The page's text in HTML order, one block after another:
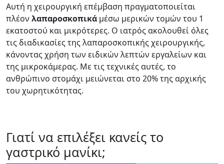
Αυτή η χειρουργική επέμβαση πραγματοποιείται
πλέον λαπαροσκοπικά μέσω μερικών τομών του 1
εκατοστού και μικρότερες. Ο ιατρός ακολουθεί όλες
τις διαδικασίες της λαπαροσκοπικής χειρουργικής,
κάνοντας χρήση των ειδικών λεπτών εργαλείων και
της μικροκάμερας. Με τις τεχνικές αυτές, το
ανθρώπινο στομάχι μειώνεται στο 20% της αρχικής
του χωρητικότητας.
Γιατί να επιλέξει κανείς το
γαστρικό μανίκι;